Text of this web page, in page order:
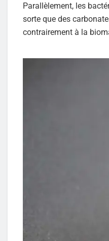
Parallèlement, les
sorte que des
contrairement à la